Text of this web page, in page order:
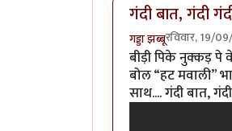
गंदी बात, गंदी
गड्डा झब्बूरविवार, 19/
बीड़ी पिके नुक्कड़ पे
बोल “हट मवाली”
साथ.... गंदी बात,